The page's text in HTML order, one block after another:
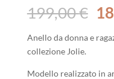
199,00€ Il
Anello da donna e
collezione Jolie.
Modello realizzato in